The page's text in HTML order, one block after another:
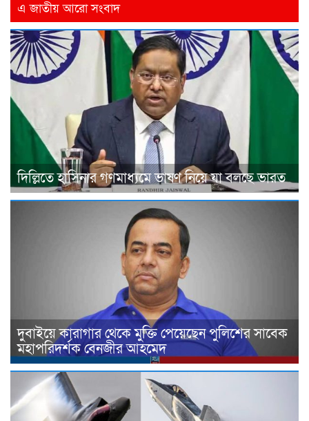
এ জাতীয় আরো সংবাদ
দিল্লিতে হাসিনার গণমাধ্যমে ভাষণ নিয়ে যা বলছে ভারত
দুবাইয়ে কারাগার থেকে মুক্তি পেয়েছেন পুলিশের সাবেক
মহাপরিদর্শক বেনজীর আহমেদ